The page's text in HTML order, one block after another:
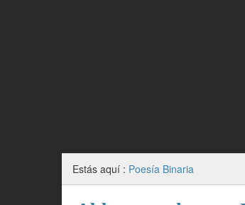
Estás aquí : Poesía Binaria